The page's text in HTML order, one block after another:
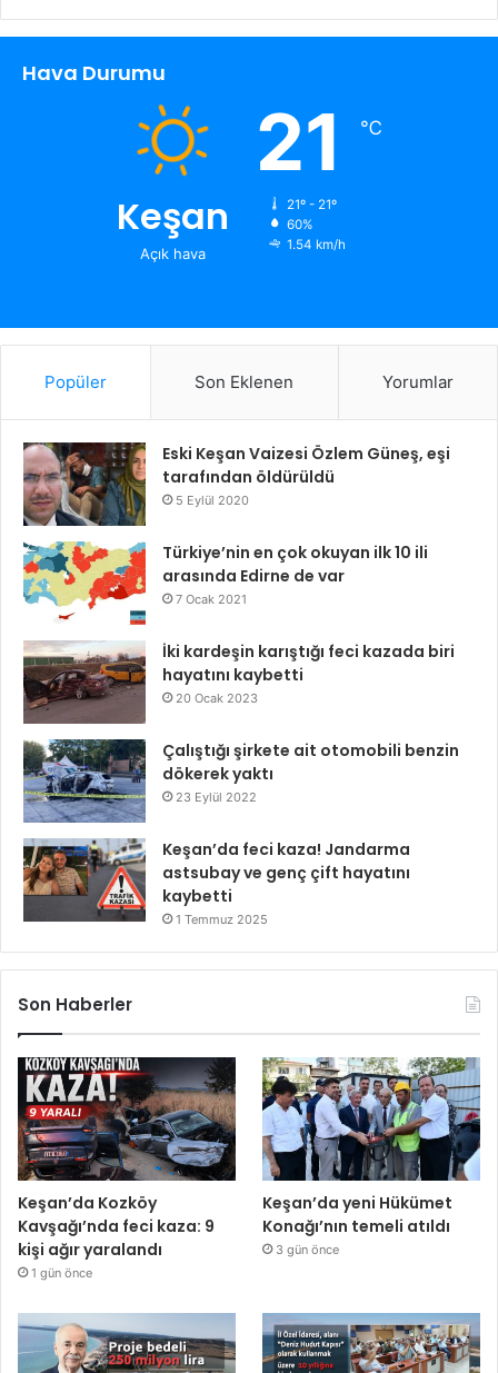
Hava Durumu
Keşan
Açık hava
21 ℃
21º - 21º
60%
1.54 km/h
Popüler Son Eklenen Yorumlar
Eski Keşan Vaizesi Özlem Güneş, eşi
tarafından öldürüldü
5 Eylül 2020
Türkiye’nin en çok okuyan ilk 10 ili
arasında Edirne de var
7 Ocak 2021
İki kardeşin karıştığı feci kazada biri
hayatını kaybetti
20 Ocak 2023
Çalıştığı şirkete ait otomobili benzin
dökerek yaktı
23 Eylül 2022
Keşan’da feci kaza! Jandarma
astsubay ve genç çift hayatını
kaybetti
1 Temmuz 2025
Son Haberler
Keşan’da Kozköy
Kavşağı’nda feci kaza: 9
kişi ağır yaralandı
1 gün önce
Keşan’da yeni Hükümet
Konağı’nın temeli atıldı
3 gün önce